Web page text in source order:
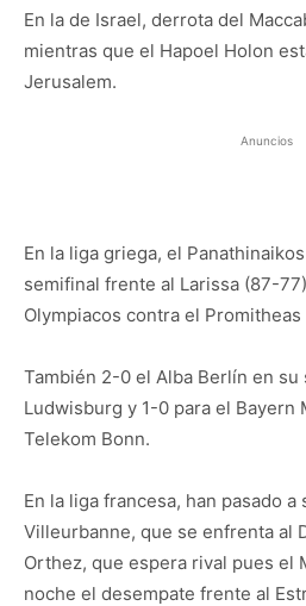
En la de Israel, derrota del
mientras que el Hapoel Holon
Jerusalem.
Anuncios
En la liga griega, el
semifinal frente al Larissa (87-
Olympiacos contra el Promitheas
También 2-0 el Alba Berlín en
Ludwisburg y 1-0 para el Bayern
Telekom Bonn.
En la liga francesa, han pasado
Villeurbanne, que se enfrenta al
Orthez, que espera rival pues el
noche el desempate frente al